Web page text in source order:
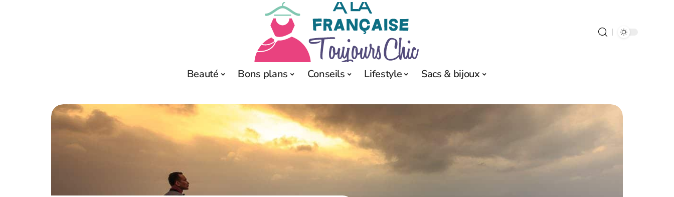
Beauté Bons plans Conseils Lifestyle Sacs & bijoux